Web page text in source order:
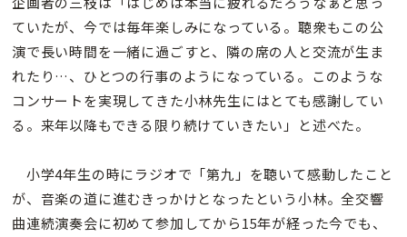
ていたが、今では毎年楽しみになっている。聴衆もこの公
演で長い時間を一緒に過ごすと、隣の席の人と交流が生ま
れたり…、ひとつの行事のようになっている。このような
コンサートを実現してきた小林先生にはとても感謝してい
る。来年以降もできる限り続けていきたい」と述べた。
小学4年生の時にラジオで「第九」を聴いて感動したこと
が、音楽の道に進むきっかけとなったという小林。全交響
曲連続演奏会に初めて参加してから15年が経った今でも、